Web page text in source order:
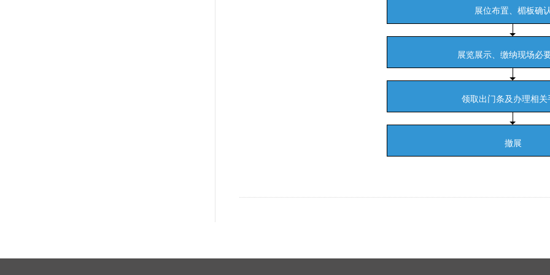
展位布置、楣板确认
展览展示、缴纳现场必
领取出门条及办理相关
撤展